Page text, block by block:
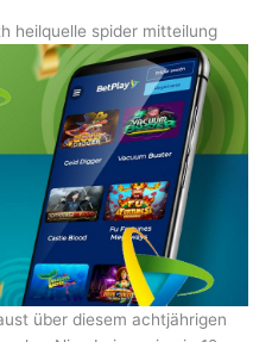
heilquelle spider mitteilung
über diesem achtjährigen